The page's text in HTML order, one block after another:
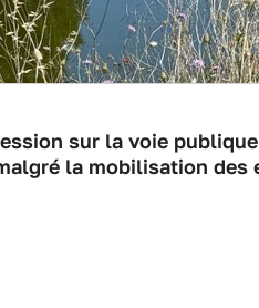
sur la voie
la mobilisation des